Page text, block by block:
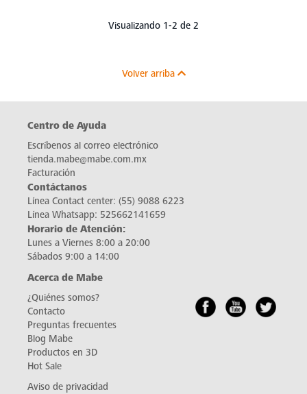
Visualizando 1-2 de 2
Volver arriba
Centro de Ayuda
Escríbenos al correo electrónico
tienda.mabe@mabe.com.mx
Facturación
Contáctanos
Línea Contact center: (55) 9088 6223
Línea Whatsapp: 525662141659
Horario de Atención:
Lunes a Viernes 8:00 a 20:00
Sábados 9:00 a 14:00
Acerca de Mabe
¿Quiénes somos?
Contacto
Preguntas frecuentes
Blog Mabe
Productos en 3D
Hot Sale
Aviso de privacidad